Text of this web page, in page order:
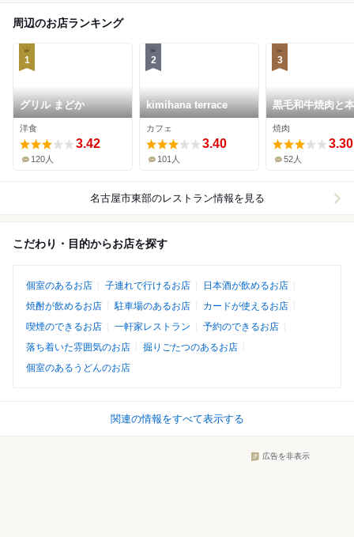
周辺のお店ランキング
1
グリル まどか
洋食
3.42
120人
2
kimihana terrace
カフェ
3.40
101人
3
黒毛和牛焼肉と
つ鍋 山樹 長久手
焼肉
3.30
52人
名古屋市東部のレストラン情報を見る
こだわり・目的からお店を探す
個室のあるお店 子連れで行けるお店
日本酒が飲めるお店
焼酎が飲めるお店
駐車場のあるお店
カードが使えるお店
喫煙のできるお店
一軒家レストラン
予約のできるお店
落ち着いた雰囲気のお店
掘りごたつのあるお店
個室のあるうどんのお店
関連の情報をすべて表示する
広告を非表示